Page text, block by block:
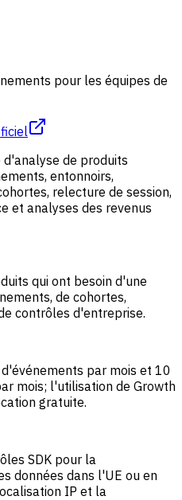
pour les équipes de
de produits
entonnoirs,
relecture de session,
et analyses des revenus
qui ont besoin d'une
de cohortes,
contrôles d'entreprise.
par mois et 10
mois; l'utilisation de Growth
gratuite.
SDK pour la
données dans l'UE ou en
IP et la